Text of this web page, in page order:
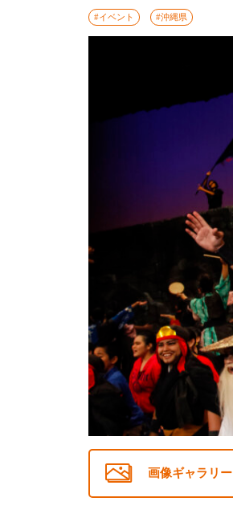
#イベント #沖縄県
画像ギャラリー